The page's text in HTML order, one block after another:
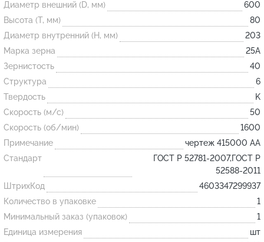
Огнеупорные
изделия
Скачать каталог
Тигель
Муфель
Черпак
Шербер
Трубка
Стержень
Пробка
Подставка
Лодочка
Диаметр внешний (D, мм)
600
Высота (T, мм)
80
Диаметр внутренний (H, мм)
203
Марка зерна
25А
Зернистость
40
Структура
6
Твердость
K
Скорость (м/с)
50
Скорость (об/мин)
1600
Примечание
чертеж 415000 АА
Стандарт
ГОСТ Р 52781-2007,ГОСТ Р
52588-2011
ШтрихКод
4603347299937
Количество в упаковке
1
Минимальный заказ (упаковок)
1
Единица измерения
шт